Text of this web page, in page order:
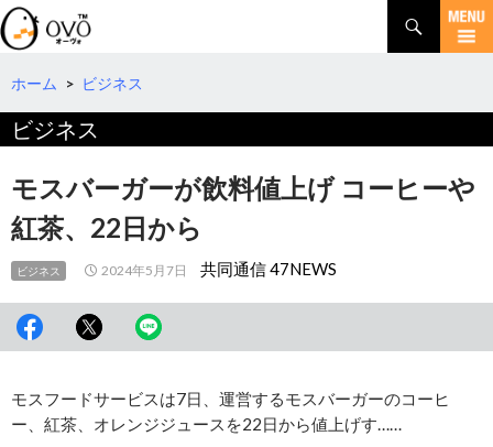
検
索
コ
テ
へ
ホーム > ビジネス
ビジネス
モスバーガーが飲料値上げ コーヒーや
紅茶、22日から
ビジネス 2024年5月7日 共同通信 47NEWS
モスフードサービスは7日、運営するモスバーガーのコーヒ
ー、紅茶、オレンジジュースを22日から値上げす……